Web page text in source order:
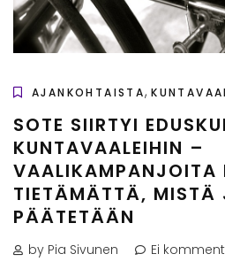
AJANKOHTAISTA,
SOTE SIIRTYI
KUNTAVAALEIHIN –
VAALIKAMPANJOITA
TIETÄMÄTTÄ, MISTÄ
PÄÄTETÄÄN
by Pia Sivunen Ei